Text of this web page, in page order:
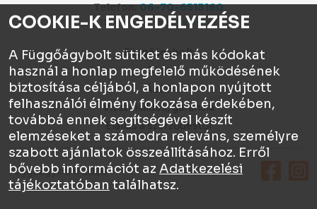
Telefon:06-70-6513160
Itt értékelhetsz:⭐⭐⭐⭐⭐
Függőágybolt
Chat
ÁSZF
Visszaküldés, garancia
Elállás a szerződéstől
Függőágy.hu © 2026
COOKIE-K ENGEDÉLYEZÉSE
A Függőágybolt sütiket és más kódokat
használ a honlap megfelelő működésének
biztosítása céljából, a honlapon nyújtott
felhasználói élmény fokozása érdekében,
továbbá ennek segítségével készít
elemzéseket a számodra releváns, személyre
szabott ajánlatok összeállításához. Erről
bővebb információt az Adatkezelési
tájékoztatóban találhatsz.